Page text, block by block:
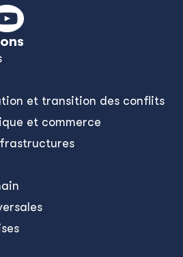
et transition des conflits
et commerce